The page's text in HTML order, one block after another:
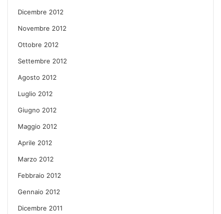
Dicembre 2012
Novembre 2012
Ottobre 2012
Settembre 2012
Agosto 2012
Luglio 2012
Giugno 2012
Maggio 2012
Aprile 2012
Marzo 2012
Febbraio 2012
Gennaio 2012
Dicembre 2011